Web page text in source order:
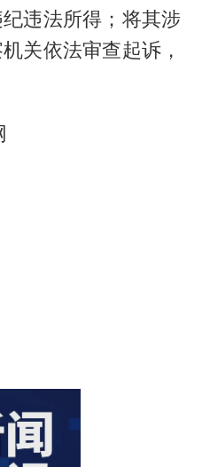
违法所得；将其涉
关依法审查起诉，